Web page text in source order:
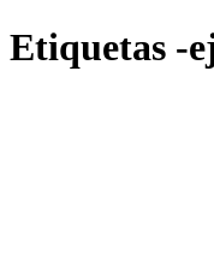
Etiquetas -